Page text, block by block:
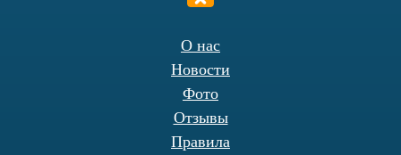
О нас
Новости
Фото
Отзывы
Правила